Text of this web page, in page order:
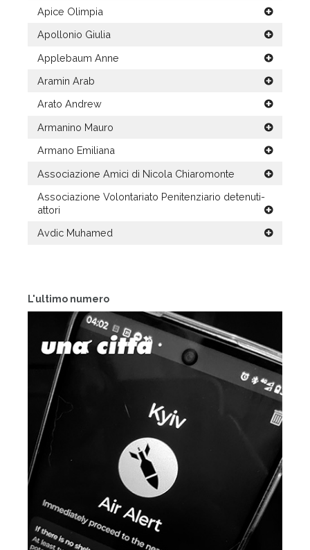
L'ultimo numero
Apice Olimpia
Apollonio Giulia
Applebaum Anne
Aramin Arab
Arato Andrew
Armanino Mauro
Armano Emiliana
Associazione Amici di Nicola Chiaromonte
Associazione Volontariato Penitenziario detenuti-
attori
Avdic Muhamed